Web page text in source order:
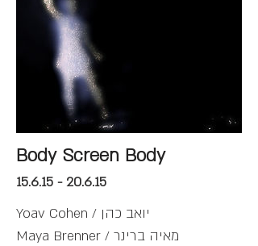
Body Screen Body
15.6.15 - 20.6.15
Yoav Cohen / יואב כהן
Maya Brenner / מאיה ברינר